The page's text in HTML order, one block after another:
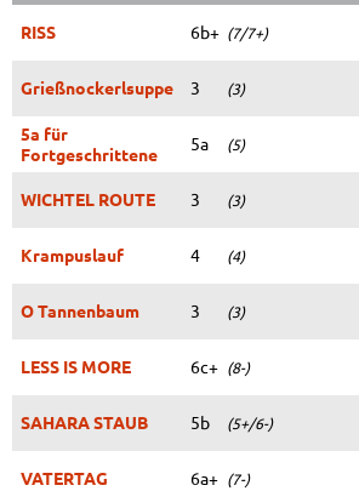
RISS 6b+ (7/7+)
Grießnockerlsuppe 3 (3)
5a für
Fortgeschrittene
5a (5)
WICHTEL ROUTE 3 (3)
Krampuslauf 4 (4)
O Tannenbaum 3 (3)
LESS IS MORE 6c+ (8-)
SAHARA STAUB 5b (5+/6-)
VATERTAG 6a+ (7-)